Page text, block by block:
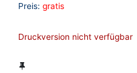
Preis: gratis
Druckversion nicht verfügbar